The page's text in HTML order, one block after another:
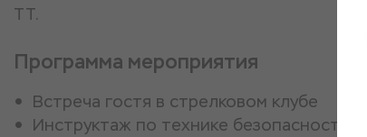
ТТ.
Программа мероприятия
Встреча гостя в стрелковом клубе
Инструктаж по технике безопасности,